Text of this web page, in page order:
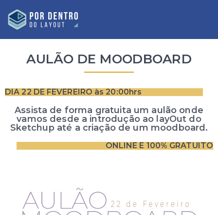
AULÃO DE MOODBOARD
DIA 22 DE FEVEREIRO às 20:00hrs
Assista de forma gratuita um aulão onde
vamos desde a introdução ao layOut do
Sketchup até a criação de um moodboard.
ONLINE E 100% GRATUITO